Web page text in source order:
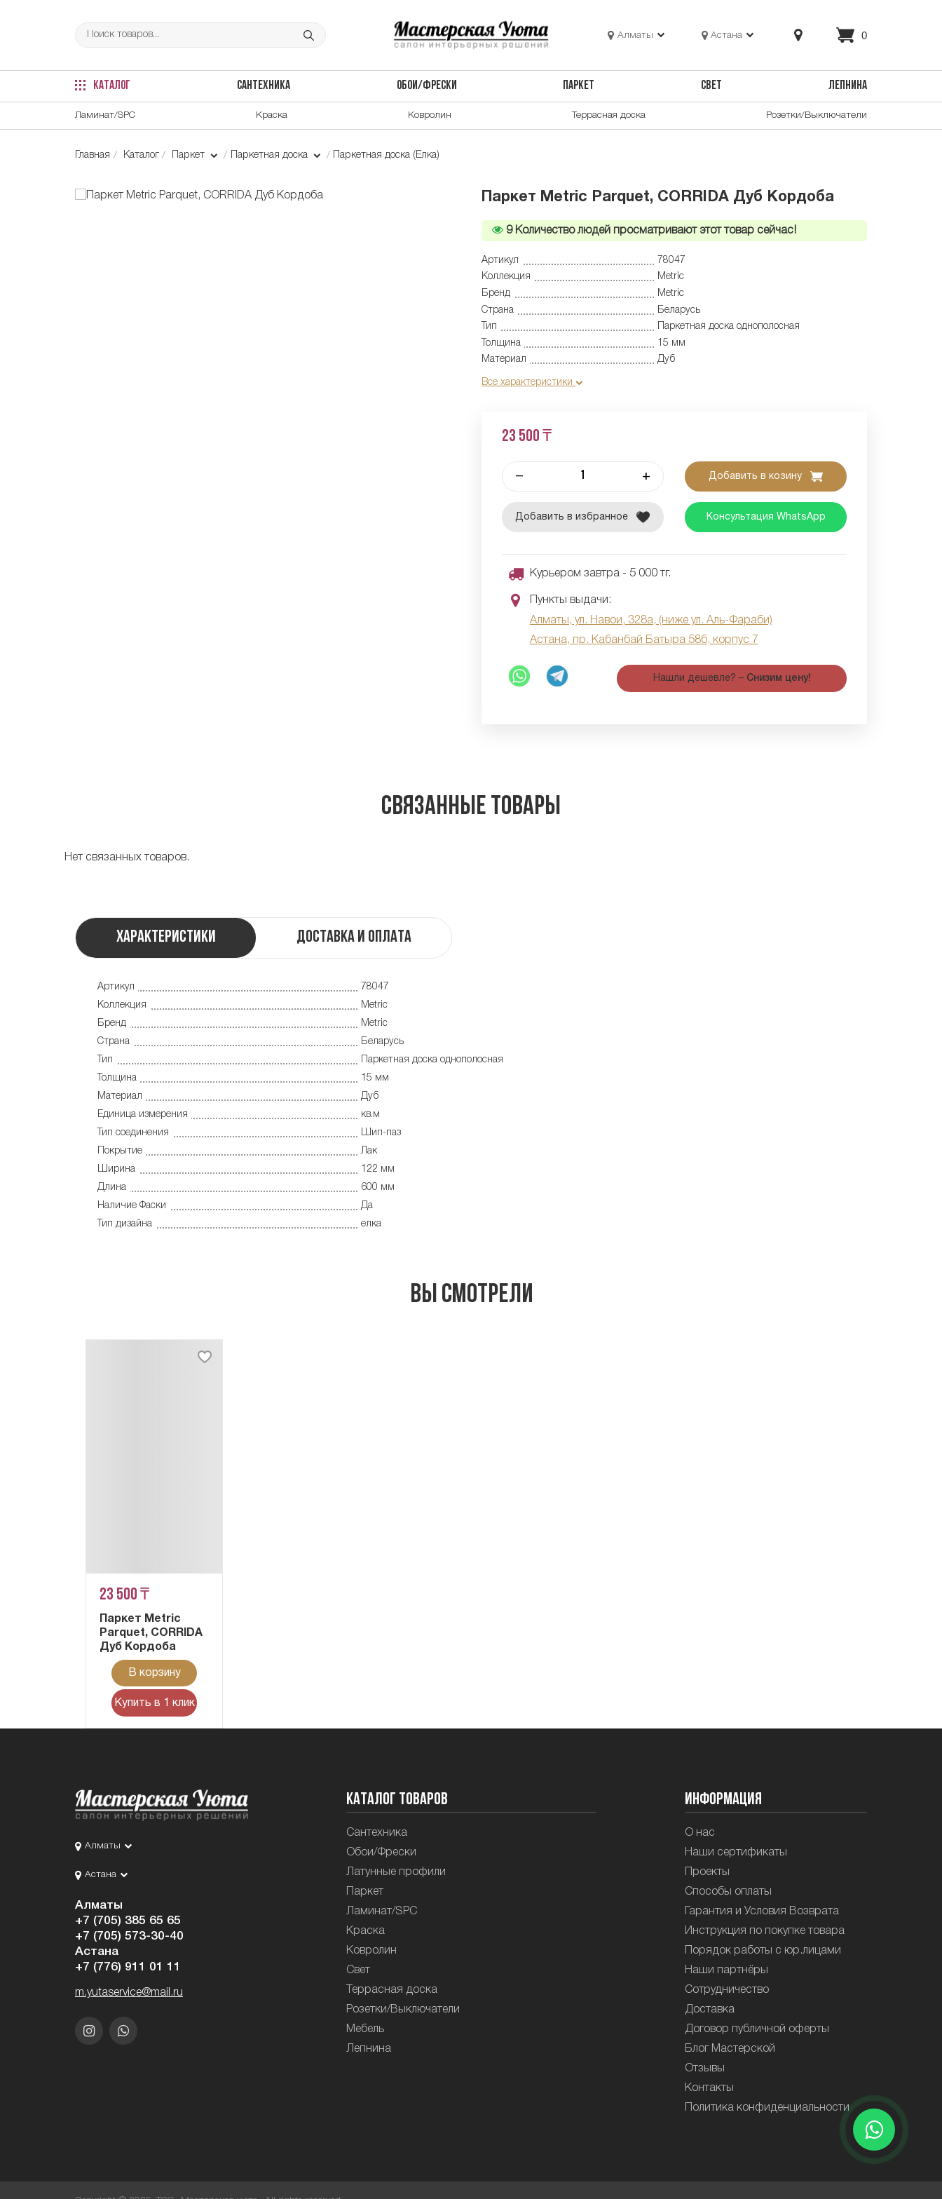
Алматы Астана 0
КАТАЛОГ САНТЕХНИКА ОБОИ/ФРЕСКИ ПАРКЕТ СВЕТ ЛЕПНИНА
Ламинат/SPC Краска Ковролин Террасная доска Розетки/Выключатели
Главная Каталог Паркет Паркетная доска Паркетная доска (Елка)
Паркет Metric Parquet, CORRIDA Дуб Кордоба
9Количество людей просматривают этот товар сейчас!
Артикул
78047
Коллекция
Metric
Бренд
Metric
Страна
Беларусь
Тип
Паркетная доска однополосная
Толщина
15 мм
Материал
Дуб
Все характеристики
23 500 ₸
– + Добавить в козину
Добавить в избранное Консультация WhatsApp
Курьером завтра - 5 000 тг.
Пункты выдачи:
Алматы, ул. Навои, 328а, (ниже ул. Аль-Фараби)
Астана, пр. Кабанбай Батыра 58б, корпус 7
Нашли дешевле? – Снизим цену!
Связанные товары
Нет связанных товаров.
Характеристики Доставка и оплата
Артикул
78047
Коллекция
Metric
Бренд
Metric
Страна
Беларусь
Тип
Паркетная доска однополосная
Толщина
15 мм
Материал
Дуб
Единица измерения
кв.м
Тип соединения
Шип-паз
Покрытие
Лак
Ширина
122 мм
Длина
600 мм
Наличие Фаски
Да
Тип дизайна
елка
Вы смотрели
23 500 ₸
Паркет Metric
Parquet, CORRIDA
Дуб Кордоба
В корзину
Купить в 1 клик
Алматы
Астана
Алматы
+7 (705) 385 65 65
+7 (705) 573-30-40
Астана
+7 (776) 911 01 11
m.yutaservice@mail.ru
Каталог товаров
Сантехника
Обои/Фрески
Латунные профили
Паркет
Ламинат/SPC
Краска
Ковролин
Свет
Террасная доска
Розетки/Выключатели
Мебель
Лепнина
Информация
О нас
Наши сертификаты
Проекты
Способы оплаты
Гарантия и Условия Возврата
Инструкция по покупке товара
Порядок работы с юр.лицами
Наши партнёры
Сотрудничество
Доставка
Договор публичной оферты
Блог Мастерской
Отзывы
Контакты
Политика конфиденциальности